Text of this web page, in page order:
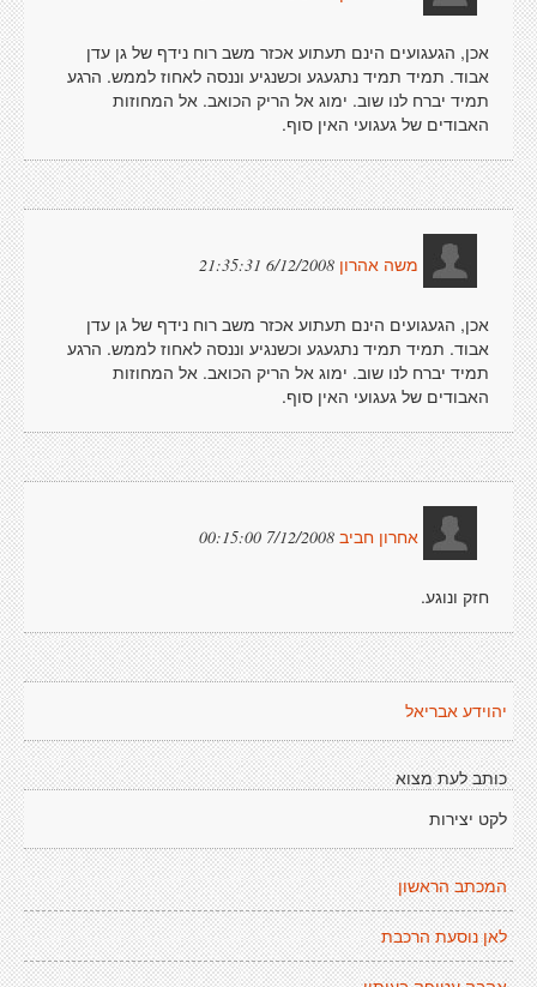
אכן, הגעגועים הינם תעתוע אכזר משב רוח נידף של גן עדן
אבוד. תמיד תמיד נתגעגע וכשנגיע וננסה לאחוז לממש. הרגע
תמיד יברח לנו שוב. ימוג אל הריק הכואב. אל המחוזות
האבודים של געגועי האין סוף.
משה אהרון 6/12/2008 21:35:31
אכן, הגעגועים הינם תעתוע אכזר משב רוח נידף של גן עדן
אבוד. תמיד תמיד נתגעגע וכשנגיע וננסה לאחוז לממש. הרגע
תמיד יברח לנו שוב. ימוג אל הריק הכואב. אל המחוזות
האבודים של געגועי האין סוף.
אחרון חביב 7/12/2008 00:15:00
חזק ונוגע.
יהוידע אבריאל
כותב לעת מצוא
לקט יצירות
המכתב הראשון
לאן נוסעת הרכבת